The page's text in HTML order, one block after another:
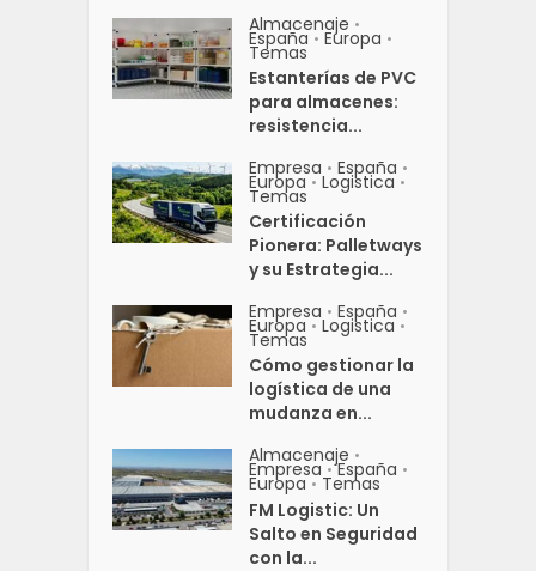
Almacenaje •
España • Europa •
Temas
Estanterías de PVC
para almacenes:
resistencia...
Empresa • España •
Europa • Logistica •
Temas
Certificación
Pionera: Palletways
y su Estrategia...
Empresa • España •
Europa • Logistica •
Temas
Cómo gestionar la
logística de una
mudanza en...
Almacenaje •
Empresa • España •
Europa • Temas
FM Logistic: Un
Salto en Seguridad
con la...